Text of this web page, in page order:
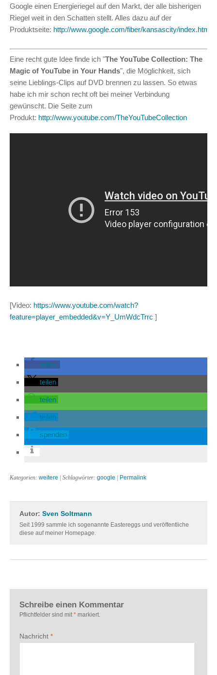
Google einen Energieriegel auf den Markt, der alle bisherigen
Riegel weit in den Schatten stellt. Alles dazu auf der
Produktseite: http://www.google.com/fiber/kansascity/index.html
Eine recht gute Idee finde ich "The YouTube Collection: The
Magic of YouTube in Your Hands", die Möglichkeit, sich
seine Lieblings-Clips auf DVD brennen zu lassen. So etwas
habe ich mir schon recht oft bei meiner Verbindung
gewünscht. Die Seite zum
Produkt: http://www.youtube.com/TheYouTubeCollection
[Video: https://www.youtube.com/watch?
feature=player_embedded&v=Y_UmWdcTrrc ]
teilen
teilen
teilen
teilen
spenden
Kategorien: weitere | Schlagwörter: google | Permalink
Autor: Sven Soltmann
Seit 1999 sammle ich sogenannte Eastereggs und veröffentliche
diese auf meiner Homepage.
Schreibe einen Kommentar
Pflichtfelder sind mit * markiert.
Nachricht *